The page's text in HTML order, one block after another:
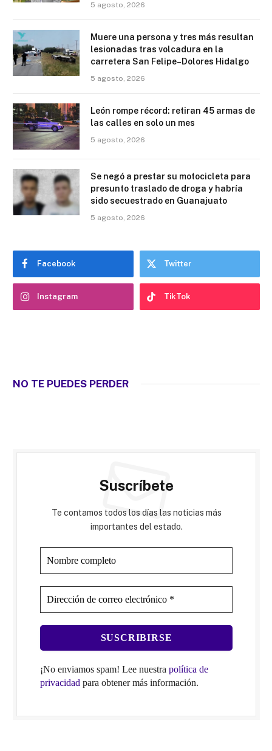
5 agosto, 2026
Muere una persona y tres más resultan
lesionadas tras volcadura en la
carretera San Felipe–Dolores Hidalgo
5 agosto, 2026
León rompe récord: retiran 45 armas de
las calles en solo un mes
5 agosto, 2026
Se negó a prestar su motocicleta para
presunto traslado de droga y habría
sido secuestrado en Guanajuato
5 agosto, 2026
Facebook Twitter
Instagram TikTok
NO TE PUEDES PERDER
Suscríbete
Te contamos todos los días las noticias más
importantes del estado.
¡No enviamos spam! Lee nuestra política de
privacidad para obtener más información.